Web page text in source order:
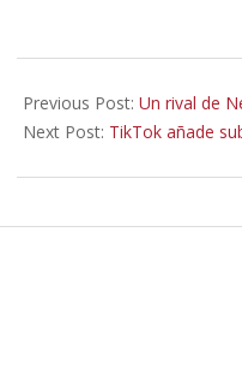
07-
22
Previous Post: Un rival de
Next Post: TikTok añade